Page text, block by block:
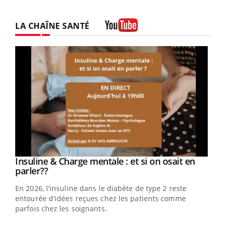
LA CHAÎNE SANTÉ
Youtube
Insuline & Charge mentale : et si on osait en
parler??Youtube
En 2026, l'insuline dans le diabète de type 2 reste
entourée d'idées reçues chez les patients comme
parfois chez les soignants.